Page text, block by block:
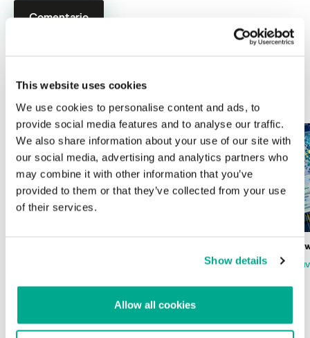
This website uses cookies
We use cookies to personalise content and ads, to
provide social media features and to analyse our traffic.
We also share information about your use of our site with
our social media, advertising and analytics partners who
may combine it with other information that you’ve
provided to them or that they’ve collected from your use
of their services.
Show details
Allow all cookies
ÚLTIMAS PUBLICACIONES
Estado del
FABIO ASSOLINI
MARC